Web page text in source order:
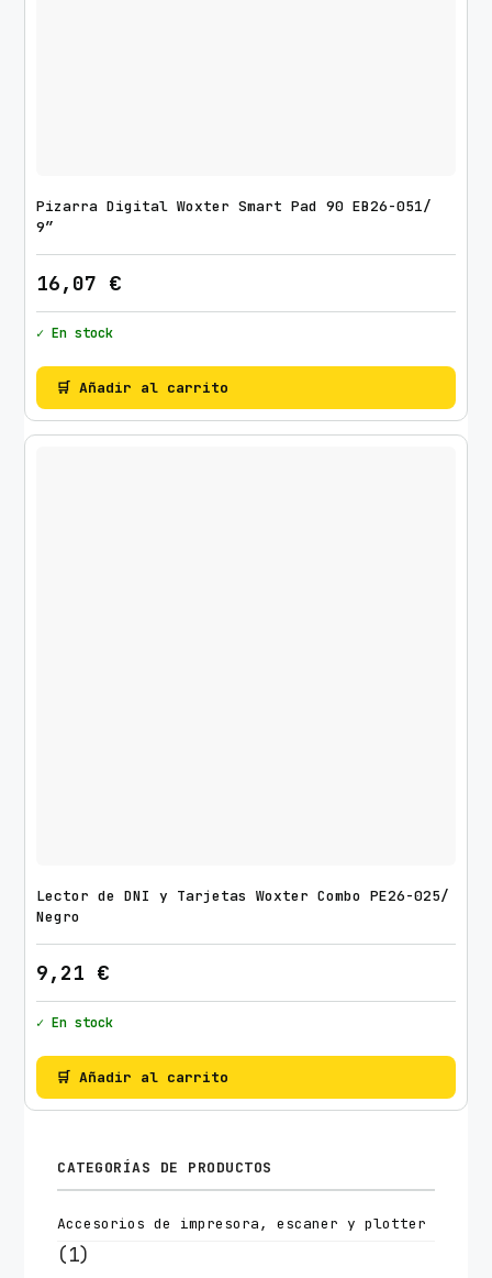
Pizarra Digital Woxter Smart Pad 90 EB26-051/
9″
16,07 €
✓ En stock
🛒 Añadir al carrito
Lector de DNI y Tarjetas Woxter Combo PE26-025/
Negro
9,21 €
✓ En stock
🛒 Añadir al carrito
CATEGORÍAS DE PRODUCTOS
Accesorios de impresora, escaner y plotter
(1)